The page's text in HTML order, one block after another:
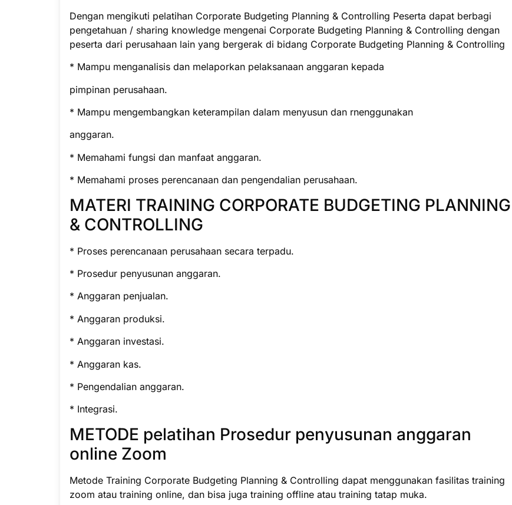
Dengan mengikuti pelatihan Corporate Budgeting Planning & Controlling Peserta dapat berbagi
pengetahuan / sharing knowledge mengenai Corporate Budgeting Planning & Controlling dengan
peserta dari perusahaan lain yang bergerak di bidang Corporate Budgeting Planning & Controlling
* Mampu menganalisis dan melaporkan pelaksanaan anggaran kepada
pimpinan perusahaan.
* Mampu mengembangkan keterampilan dalam menyusun dan rnenggunakan
anggaran.
* Memahami fungsi dan manfaat anggaran.
* Memahami proses perencanaan dan pengendalian perusahaan.
MATERI TRAINING CORPORATE BUDGETING PLANNING
& CONTROLLING
* Proses perencanaan perusahaan secara terpadu.
* Prosedur penyusunan anggaran.
* Anggaran penjualan.
* Anggaran produksi.
* Anggaran investasi.
* Anggaran kas.
* Pengendalian anggaran.
* Integrasi.
METODE pelatihan Prosedur penyusunan anggaran
online Zoom
Metode Training Corporate Budgeting Planning & Controlling dapat menggunakan fasilitas training
zoom atau training online, dan bisa juga training offline atau training tatap muka.